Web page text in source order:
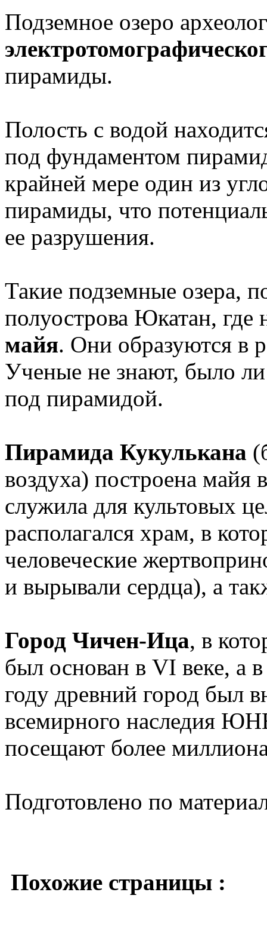
Подземное озеро
пирамиды.
Полость с водой
под фундаментом
крайней мере один из
пирамиды, что
ее разрушения.
Такие подземные озера,
полуострова Юкатан, где
майя. Они образуются в
Ученые не знают, было
под пирамидой.
Пирамида Кукулькана
воздуха) построена
служила для культовых
располагался храм, в
человеческие
и вырывали сердца), а
Город Чичен-Ица, в
был основан в VI веке, а
году древний город был
всемирного наследия
посещают более
Подготовлено по
Похожие страницы :